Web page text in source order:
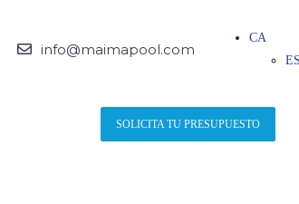
info@maimapool.com
CA
SOLICITA TU PRESUPUESTO